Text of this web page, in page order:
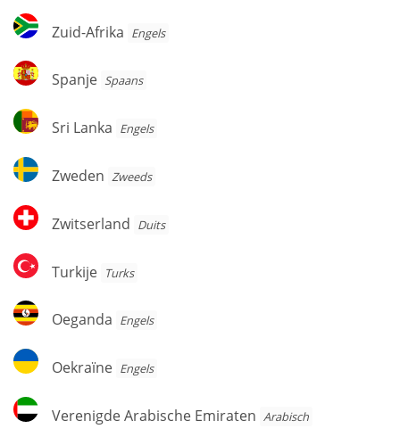
Zuid-
Afrika
Zuid-Afrika Engels
Spanje
Spanje Spaans
Sri
Lanka
Sri Lanka Engels
Zweden
Zweden Zweeds
Zwitserland
Zwitserland Duits
Turkije
Turkije Turks
Oeganda
Oeganda Engels
Oekraïne
Oekraïne Engels
Verenigde
Arabische
Verenigde Arabische Emiraten Arabisch